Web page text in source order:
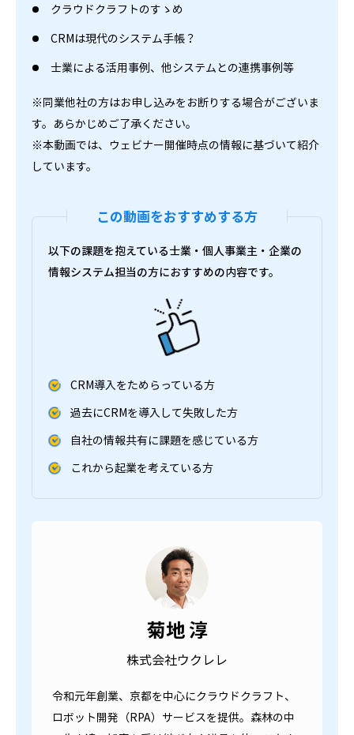
クラウドクラフトのすゝめ
CRMは現代のシステム手帳？
士業による活用事例、他システムとの連携事例等
※同業他社の方はお申し込みをお断りする場合がございま
す。あらかじめご了承ください。
※本動画では、ウェビナー開催時点の情報に基づいて紹介
しています。
この動画をおすすめする方
以下の課題を抱えている士業・個人事業主・企業の
情報システム担当の方におすすめの内容です。
CRM導入をためらっている方
過去にCRMを導入して失敗した方
自社の情報共有に課題を感じている方
これから起業を考えている方
菊地 淳
株式会社ウクレレ
令和元年創業、京都を中心にクラウドクラフト、
ロボット開発（RPA）サービスを提供。森林の中